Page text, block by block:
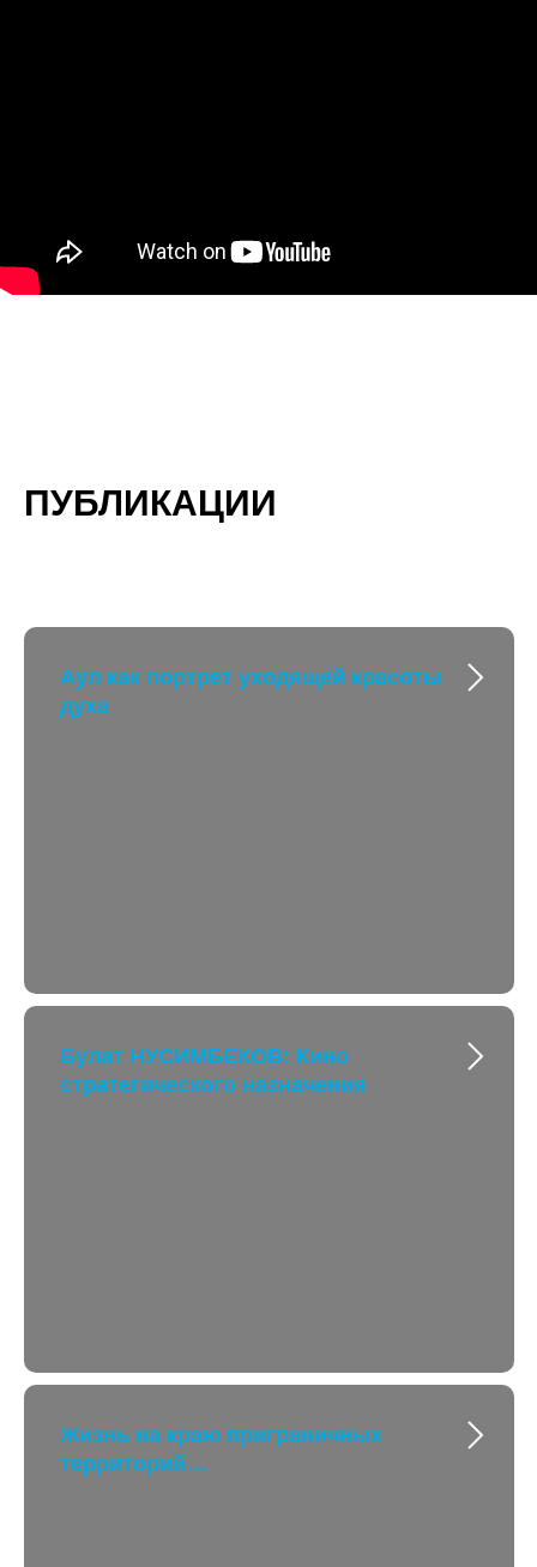
ПУБЛИКАЦИИ
Аул как портрет уходящей красоты
духа
Булат НУСИМБЕКОВ: Кино
стратегического назначения
Жизнь на краю приграничных
территорий…